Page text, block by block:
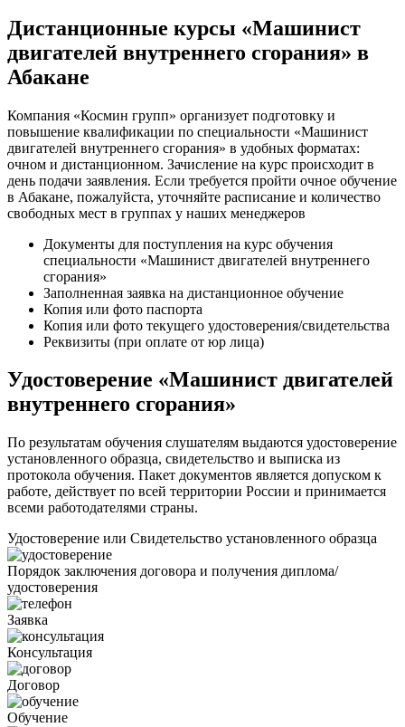
Дистанционные курсы «Машинист
двигателей внутреннего сгорания» в
Абакане
Компания «Космин групп» организует подготовку и
повышение квалификации по специальности «Машинист
двигателей внутреннего сгорания» в удобных форматах:
очном и дистанционном. Зачисление на курс происходит в
день подачи заявления. Если требуется пройти очное обучение
в Абакане, пожалуйста, уточняйте расписание и количество
свободных мест в группах у наших менеджеров
Документы для поступления на курс обучения
специальности «Машинист двигателей внутреннего
сгорания»
Заполненная заявка на дистанционное обучение
Копия или фото паспорта
Копия или фото текущего удостоверения/свидетельства
Реквизиты (при оплате от юр лица)
Удостоверение «Машинист двигателей
внутреннего сгорания»
По результатам обучения слушателям выдаются удостоверение
установленного образца, свидетельство и выписка из
протокола обучения. Пакет документов является допуском к
работе, действует по всей территории России и принимается
всеми работодателями страны.
Удостоверение или Свидетельство установленного образца
Порядок заключения договора и получения диплома/
удостоверения
Заявка
Консультация
Договор
Обучение